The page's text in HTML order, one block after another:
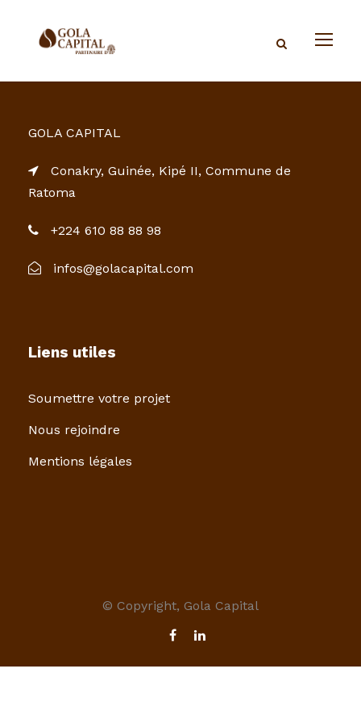
GOLA CAPITAL
Conakry, Guinée, Kipé II, Commune de
Ratoma
+224 610 88 88 98
infos@golacapital.com
Liens utiles
Soumettre votre projet
Nous rejoindre
Mentions légales
© Copyright, Gola Capital